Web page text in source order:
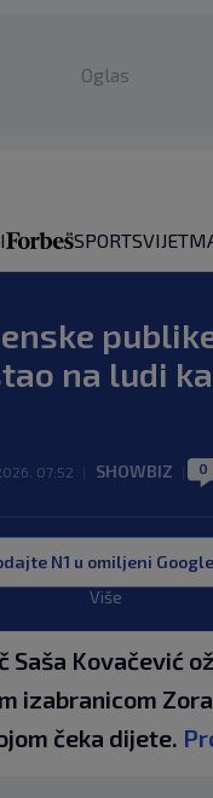
Oglas
SPORTSVIJET
na ludi
07:52 SHOWBIZ 0
N1 u omiljeni
Više
Saša Kovačević
izabranicom
čeka dijete.